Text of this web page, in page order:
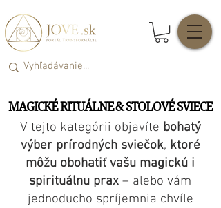
MAGICKÉ RITUÁLNE & STOLOVÉ SVIECE
MAGICKÉ RITUÁLNE & STOLOVÉ SVIECE
V tejto kategórii objavíte bohatý
výber prírodných sviečok, ktoré
môžu obohatiť vašu magickú i
spirituálnu prax – alebo vám
jednoducho spríjemnia chvíle